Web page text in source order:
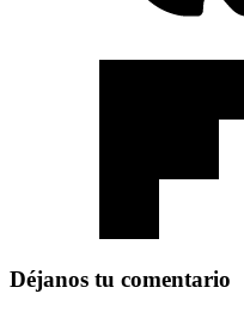
Déjanos tu comentario